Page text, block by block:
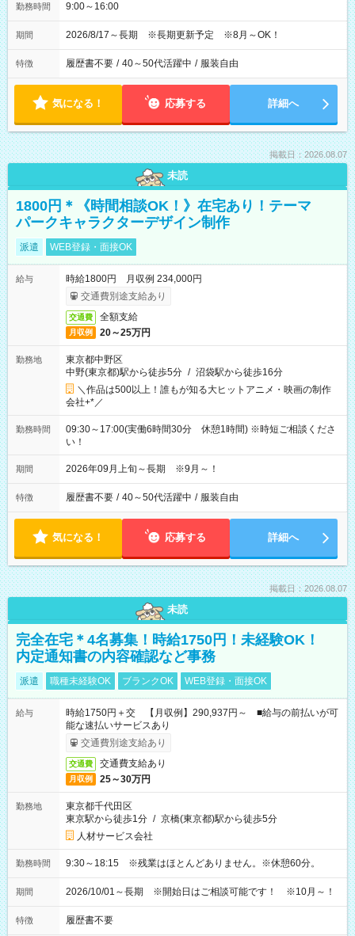
勤務時間 9:00～16:00
期間 2026/8/17～長期 ※長期更新予定 ※8月～OK！
特徴 履歴書不要 / 40～50代活躍中 / 服装自由
気になる！ 応募する 詳細へ
掲載日：2026.08.07
未読
1800円＊《時間相談OK！》在宅あり！テーマ
パークキャラクターデザイン制作
派遣 WEB登録・面接OK
給与
時給1800円 月収例 234,000円
交通費別途支給あり
交通費 全額支給
月収例 20～25万円
勤務地
東京都中野区
中野(東京都)駅から徒歩5分 / 沼袋駅から徒歩16分
＼作品は500以上！誰もが知る大ヒットアニメ・映画の制作
会社+*／
勤務時間
09:30～17:00(実働6時間30分 休憩1時間) ※時短ご相談くださ
い！
期間 2026年09月上旬～長期 ※9月～！
特徴 履歴書不要 / 40～50代活躍中 / 服装自由
気になる！ 応募する 詳細へ
掲載日：2026.08.07
未読
完全在宅＊4名募集！時給1750円！未経験OK！
内定通知書の内容確認など事務
派遣 職種未経験OK ブランクOK WEB登録・面接OK
給与
時給1750円＋交 【月収例】290,937円～ ■給与の前払いが可
能な速払いサービスあり
交通費別途支給あり
交通費 交通費支給あり
月収例 25～30万円
勤務地
東京都千代田区
東京駅から徒歩1分 / 京橋(東京都)駅から徒歩5分
人材サービス会社
勤務時間 9:30～18:15 ※残業はほとんどありません。※休憩60分。
期間 2026/10/01～長期 ※開始日はご相談可能です！ ※10月～！
特徴 履歴書不要